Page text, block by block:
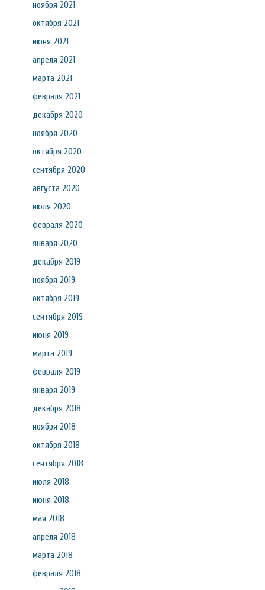
ноября 2021
октября 2021
июня 2021
апреля 2021
марта 2021
февраля 2021
декабря 2020
ноября 2020
октября 2020
сентября 2020
августа 2020
июля 2020
февраля 2020
января 2020
декабря 2019
ноября 2019
октября 2019
сентября 2019
июня 2019
марта 2019
февраля 2019
января 2019
декабря 2018
ноября 2018
октября 2018
сентября 2018
июля 2018
июня 2018
мая 2018
апреля 2018
марта 2018
февраля 2018